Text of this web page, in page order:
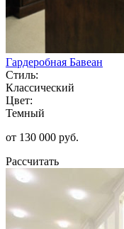
Гардеробная Бавеан
Стиль:
Классический
Цвет:
Темный
от 130 000 руб.
Рассчитать